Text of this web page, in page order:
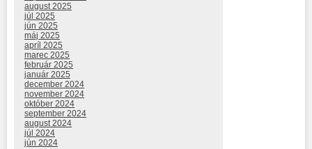
august 2025
júl 2025
jún 2025
máj 2025
apríl 2025
marec 2025
február 2025
január 2025
december 2024
november 2024
október 2024
september 2024
august 2024
júl 2024
jún 2024